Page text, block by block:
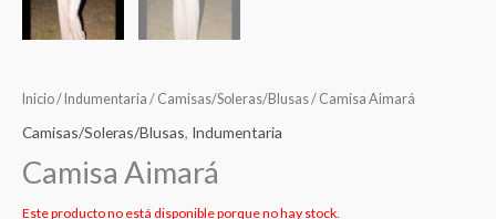
Inicio/ Indumentaria / Camisas/Soleras/Blusas/ Camisa Aimará
Camisas/Soleras/Blusas, Indumentaria
Camisa Aimará
Este producto no está disponible porque no hay stock.